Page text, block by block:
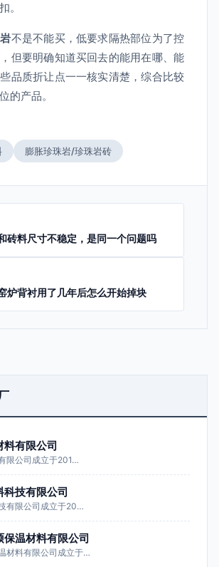
。
不是不能买，低要求隔热部位为了控
但要明确知道买回去的能用在哪、能
品质折让点一一核实清楚，综合比较
的产品。
膨胀珍珠岩/珍珠岩砖
砖料尺寸不稳定，是同一个问题吗
炉背衬用了几年后怎么开始掉块
料有限公司
限公司成立于201…
技有限公司
有限公司成立于20…
温材料有限公司
材料有限公司成立于…